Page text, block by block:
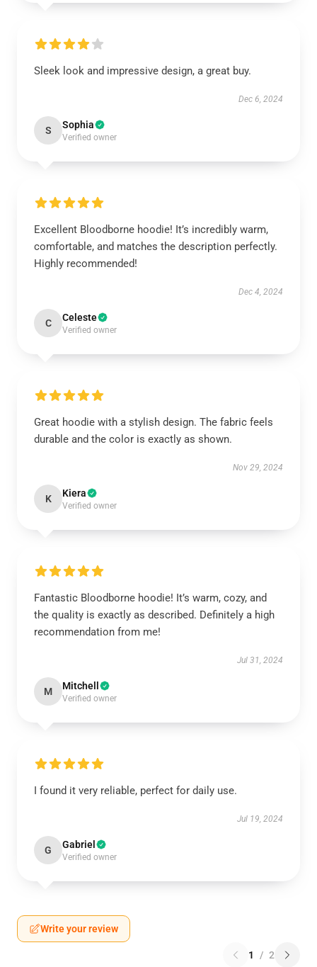
Sleek look and impressive design, a great buy.
Dec 6, 2024
S Sophia
Verified owner
Excellent Bloodborne hoodie! It’s incredibly warm,
comfortable, and matches the description perfectly.
Highly recommended!
Dec 4, 2024
C Celeste
Verified owner
Great hoodie with a stylish design. The fabric feels
durable and the color is exactly as shown.
Nov 29, 2024
K Kiera
Verified owner
Fantastic Bloodborne hoodie! It’s warm, cozy, and
the quality is exactly as described. Definitely a high
recommendation from me!
Jul 31, 2024
M Mitchell
Verified owner
I found it very reliable, perfect for daily use.
Jul 19, 2024
G Gabriel
Verified owner
Write your review
1 / 2